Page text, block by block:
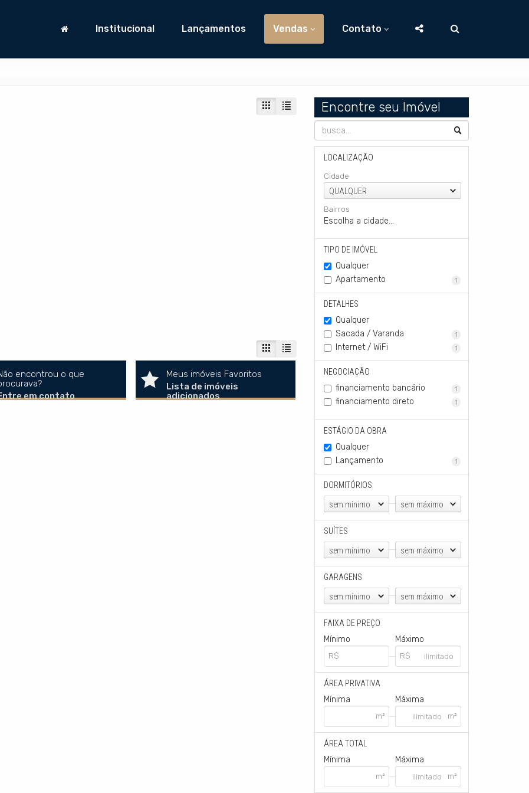
Institucional Lançamentos Vendas Contato
Encontre seu Imóvel
LOCALIZAÇÃO
Cidade
QUALQUER
Bairros
Escolha a cidade...
TIPO DE IMÓVEL
Qualquer
Apartamento
1
DETALHES
Qualquer
Sacada / Varanda
1
Internet / WiFi 1
NEGOCIAÇÃO
financiamento bancário 1
financiamento direto 1
ESTÁGIO DA OBRA
Qualquer
Lançamento
1
DORMITÓRIOS
sem mínimo sem máximo
SUÍTES
sem mínimo sem máximo
GARAGENS
sem mínimo sem máximo
FAIXA DE PREÇO
Mínimo Máximo
ÁREA PRIVATIVA
Mínima Máxima
ÁREA TOTAL
Mínima Máxima
encontrou o que
em contato
Meus imóveis Favoritos
Lista de imóveis
adicionados